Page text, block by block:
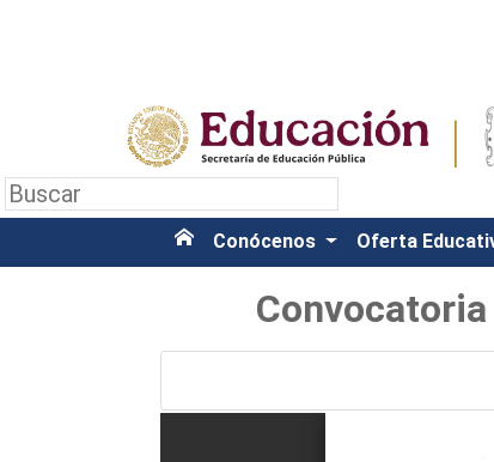
Conócenos Oferta